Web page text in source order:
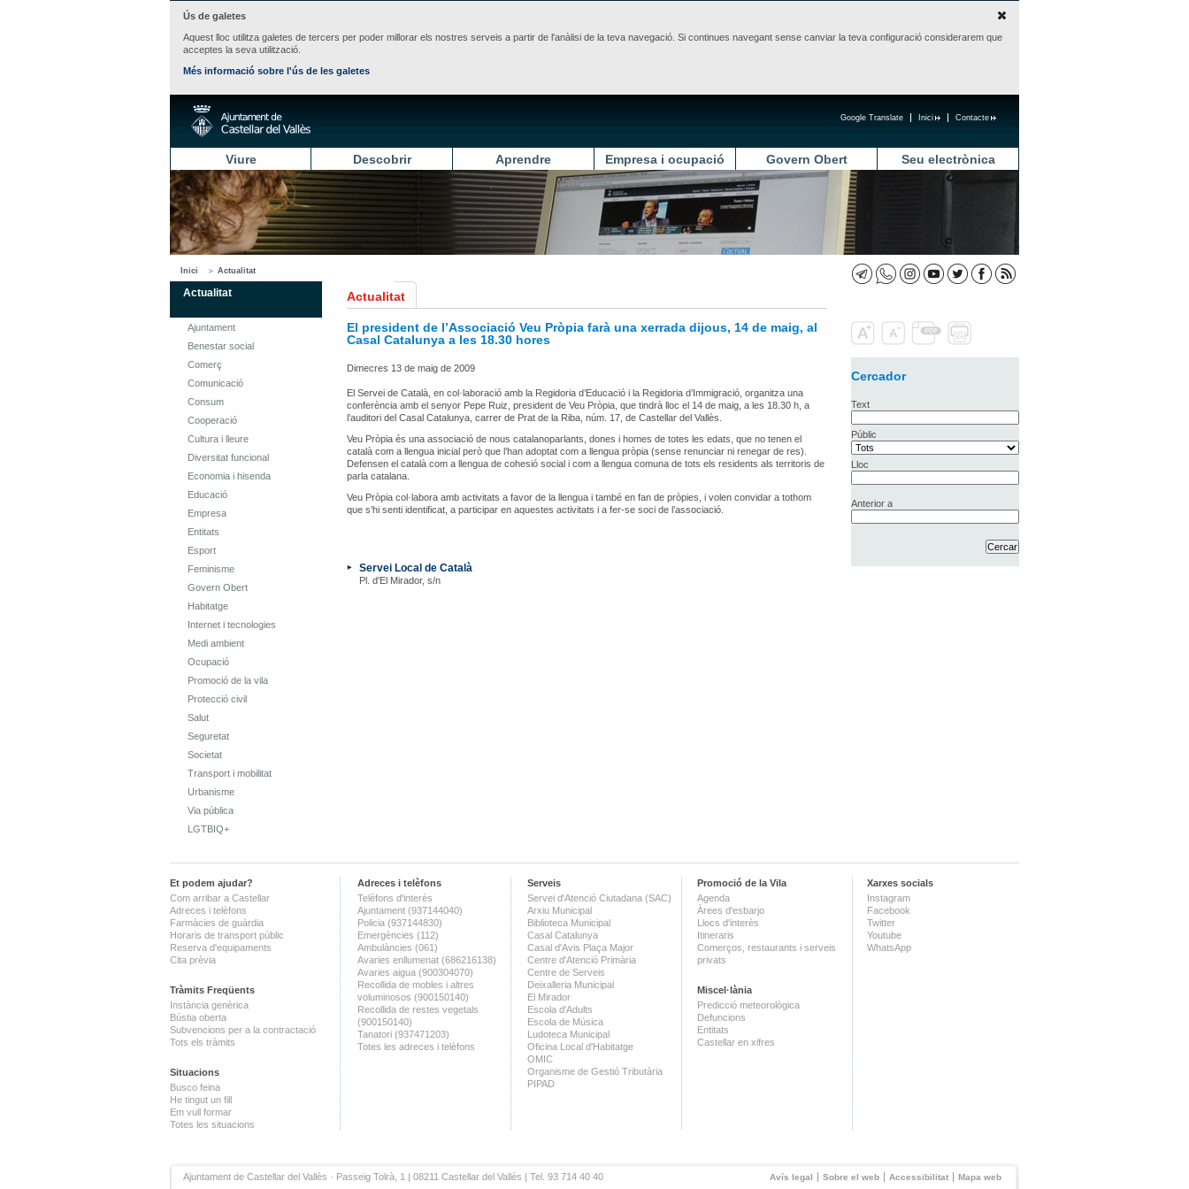
Ús de galetes
Aquest lloc utilitza galetes de tercers per poder millorar els nostres serveis a partir de l'anàlisi de la teva navegació. Si continues navegant sense canviar la teva configuració considerarem que
acceptes la seva utilització.
Més informació sobre l'ús de les galetes
Contacte
Inici
Google Translate
Viure Descobrir Aprendre Empresa i ocupació Govern Obert Seu electrònica
Inici Actualitat
Actualitat
Ajuntament
Benestar social
Comerç
Comunicació
Consum
Cooperació
Cultura i lleure
Diversitat funcional
Economia i hisenda
Educació
Empresa
Entitats
Esport
Feminisme
Govern Obert
Habitatge
Internet i tecnologies
Medi ambient
Ocupació
Promoció de la vila
Protecció civil
Salut
Seguretat
Societat
Transport i mobilitat
Urbanisme
Via pública
LGTBIQ+
Actualitat
El president de l’Associació Veu Pròpia farà una xerrada dijous, 14 de maig, al
Casal Catalunya a les 18.30 hores
Dimecres 13 de maig de 2009
El Servei de Català, en col·laboració amb la Regidoria d’Educació i la Regidoria d’Immigració, organitza una
conferència amb el senyor Pepe Ruiz, president de Veu Pròpia, que tindrà lloc el 14 de maig, a les 18.30 h, a
l’auditori del Casal Catalunya, carrer de Prat de la Riba, núm. 17, de Castellar del Vallès.
Veu Pròpia és una associació de nous catalanoparlants, dones i homes de totes les edats, que no tenen el
català com a llengua inicial però que l’han adoptat com a llengua pròpia (sense renunciar ni renegar de res).
Defensen el català com a llengua de cohesió social i com a llengua comuna de tots els residents als territoris de
parla catalana.
Veu Pròpia col·labora amb activitats a favor de la llengua i també en fan de pròpies, i volen convidar a tothom
que s’hi senti identificat, a participar en aquestes activitats i a fer-se soci de l’associació.
Servei Local de Català
Pl. d'El Mirador, s/n
Cercador
Text
Públic
Lloc
Anterior a
Et podem ajudar?
Com arribar a Castellar
Adreces i telèfons
Farmàcies de guàrdia
Horaris de transport públic
Reserva d'equipaments
Cita prèvia
Tràmits Freqüents
Instància genèrica
Bústia oberta
Subvencions per a la contractació
Tots els tràmits
Situacions
Busco feina
He tingut un fill
Em vull formar
Totes les situacions
Adreces i telèfons
Telèfons d'interès
Ajuntament (937144040)
Policia (937144830)
Emergències (112)
Ambulàncies (061)
Avaries enllumenat (686216138)
Avaries aigua (900304070)
Recollida de mobles i altres
voluminosos (900150140)
Recollida de restes vegetals
(900150140)
Tanatori (937471203)
Totes les adreces i telèfons
Serveis
Servei d'Atenció Ciutadana (SAC)
Arxiu Municipal
Biblioteca Municipal
Casal Catalunya
Casal d'Avis Plaça Major
Centre d'Atenció Primària
Centre de Serveis
Deixalleria Municipal
El Mirador
Escola d'Adults
Escola de Música
Ludoteca Municipal
Oficina Local d'Habitatge
OMIC
Organisme de Gestió Tributària
PIPAD
Promoció de la Vila
Agenda
Àrees d'esbarjo
Llocs d'interès
Itineraris
Comerços, restaurants i serveis
privats
Miscel·lània
Predicció meteorològica
Defuncions
Entitats
Castellar en xifres
Xarxes socials
Instagram
Facebook
Twitter
Youtube
WhatsApp
Avís legal Sobre el web Accessibilitat Mapa web
Ajuntament de Castellar del Vallès · Passeig Tolrà, 1 | 08211 Castellar del Vallès | Tel. 93 714 40 40